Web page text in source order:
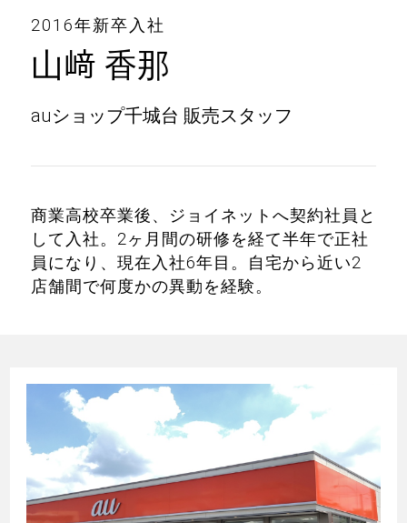
2016年新卒入社
山﨑 香那
auショップ千城台 販売スタッフ
商業高校卒業後、ジョイネットへ契約社員と
して入社。2ヶ月間の研修を経て半年で正社
員になり、現在入社6年目。自宅から近い2
店舗間で何度かの異動を経験。